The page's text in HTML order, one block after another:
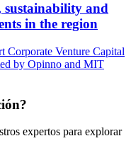
and
in the region
Corporate Venture Capital
by Opinno and MIT
expertos para explorar